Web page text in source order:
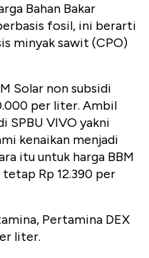
Bahan Bakar
fosil, ini berarti
minyak sawit (CPO)
Solar non subsidi
per liter. Ambil
SPBU VIVO yakni
kenaikan menjadi
itu untuk harga BBM
Rp 12.390 per
Pertamina DEX
liter.